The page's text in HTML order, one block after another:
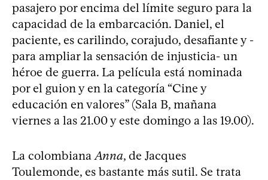
pasajero por encima del límite seguro para la
capacidad de la embarcación. Daniel, el
paciente, es carilindo, corajudo, desafiante y -
para ampliar la sensación de injusticia- un
héroe de guerra. La película está nominada
por el guion y en la categoría “Cine y
educación en valores” (Sala B, mañana
viernes a las 21.00 y este domingo a las 19.00).
La colombianaAnna, de Jacques
Toulemonde, es bastante más sutil. Se trata